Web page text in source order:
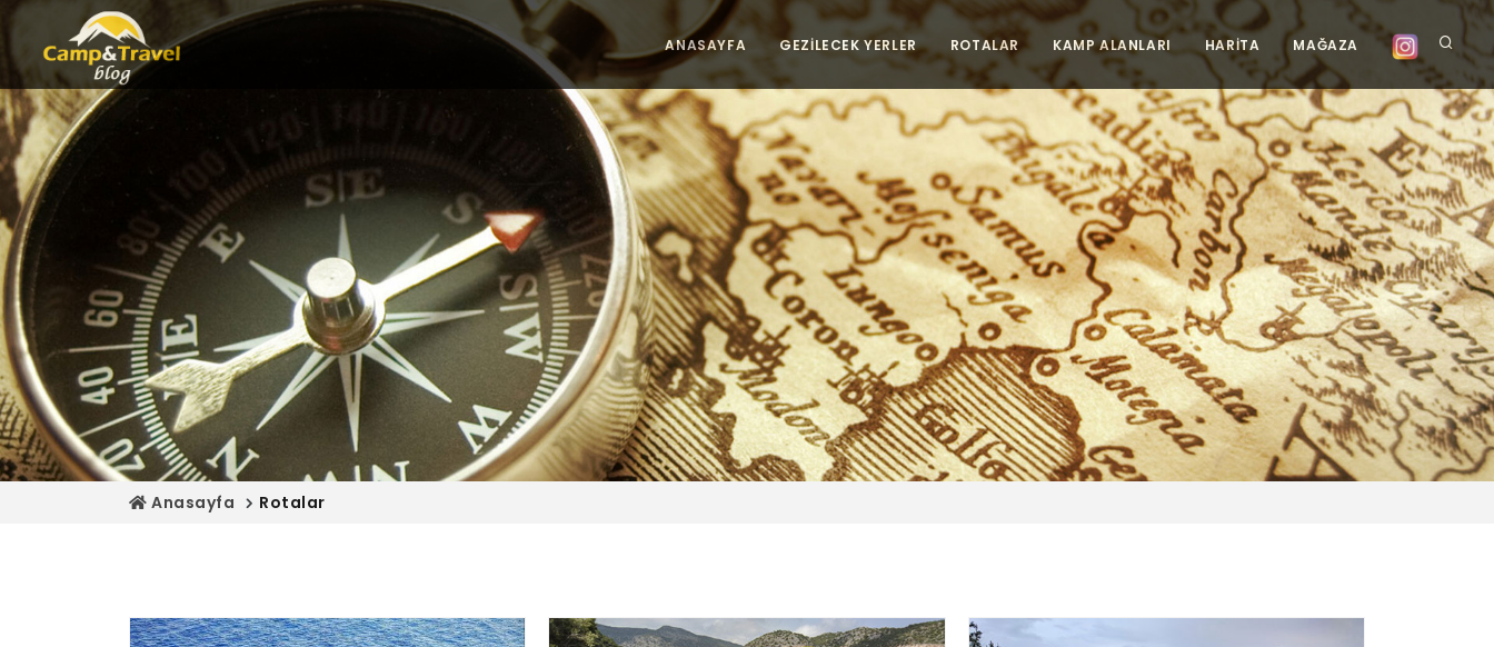
ANASAYFA GEZİLECEK YERLER ROTALAR KAMP ALANLARI HARİTA MAĞAZA
Anasayfa Rotalar